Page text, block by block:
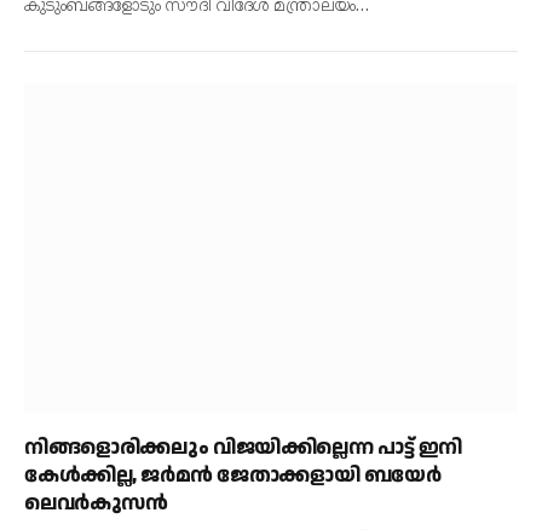
കുടുംബങ്ങളോടും സൗദി വിദേശ മന്ത്രാലയം…
നിങ്ങളൊരിക്കലും വിജയിക്കില്ലെന്ന പാട്ട് ഇനി
കേൾക്കില്ല, ജർമൻ ജേതാക്കളായി ബയേർ
ലെവർകുസൻ